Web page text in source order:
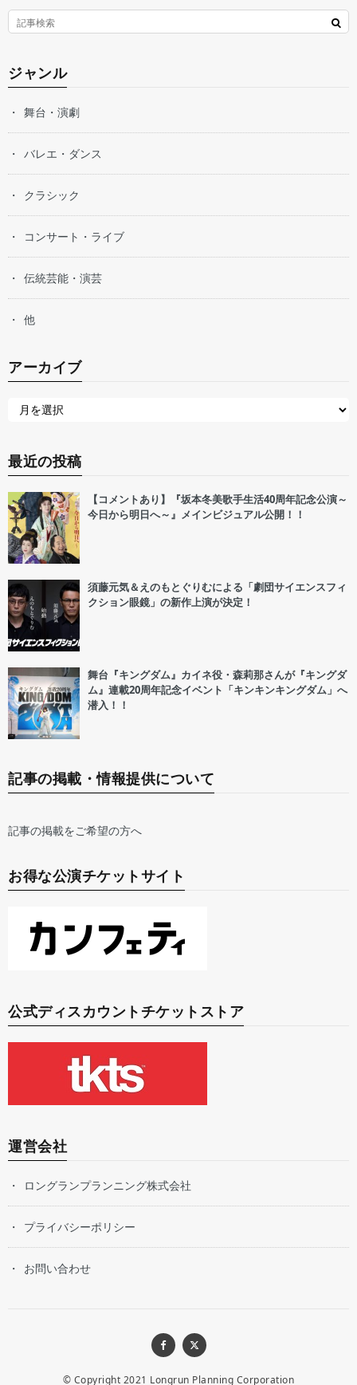
ジャンル
舞台・演劇
バレエ・ダンス
クラシック
コンサート・ライブ
伝統芸能・演芸
他
アーカイブ
最近の投稿
【コメントあり】『坂本冬美歌手生活40周年記念公演～
今日から明日へ～』メインビジュアル公開！！
須藤元気＆えのもとぐりむによる「劇団サイエンスフィ
クション眼鏡」の新作上演が決定！
舞台『キングダム』カイネ役・森莉那さんが『キングダ
ム』連載20周年記念イベント「キンキンキングダム」へ
潜入！！
記事の掲載・情報提供について
記事の掲載をご希望の方へ
お得な公演チケットサイト
公式ディスカウントチケットストア
運営会社
ロングランプランニング株式会社
プライバシーポリシー
お問い合わせ
© Copyright 2021 Longrun Planning Corporation